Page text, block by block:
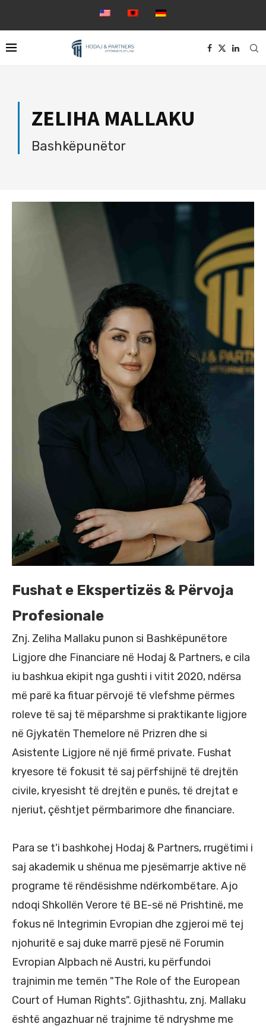
ZELIHA MALLAKU
Bashkëpunëtor
Fushat e Ekspertizës & Përvoja
Profesionale
Znj. Zeliha Mallaku punon si Bashkëpunëtore
Ligjore dhe Financiare në Hodaj & Partners, e cila
iu bashkua ekipit nga gushti i vitit 2020, ndërsa
më parë ka fituar përvojë të vlefshme përmes
roleve të saj të mëparshme si praktikante ligjore
në Gjykatën Themelore në Prizren dhe si
Asistente Ligjore në një firmë private. Fushat
kryesore të fokusit të saj përfshijnë të drejtën
civile, kryesisht të drejtën e punës, të drejtat e
njeriut, çështjet përmbarimore dhe financiare.
Para se t'i bashkohej Hodaj & Partners, rrugëtimi i
saj akademik u shënua me pjesëmarrje aktive në
programe të rëndësishme ndërkombëtare. Ajo
ndoqi Shkollën Verore të BE-së në Prishtinë, me
fokus në Integrimin Evropian dhe zgjeroi më tej
njohuritë e saj duke marrë pjesë në Forumin
Evropian Alpbach në Austri, ku përfundoi
trajnimin me temën "The Role of the European
Court of Human Rights". Gjithashtu, znj. Mallaku
është angazhuar në trajnime të ndryshme me